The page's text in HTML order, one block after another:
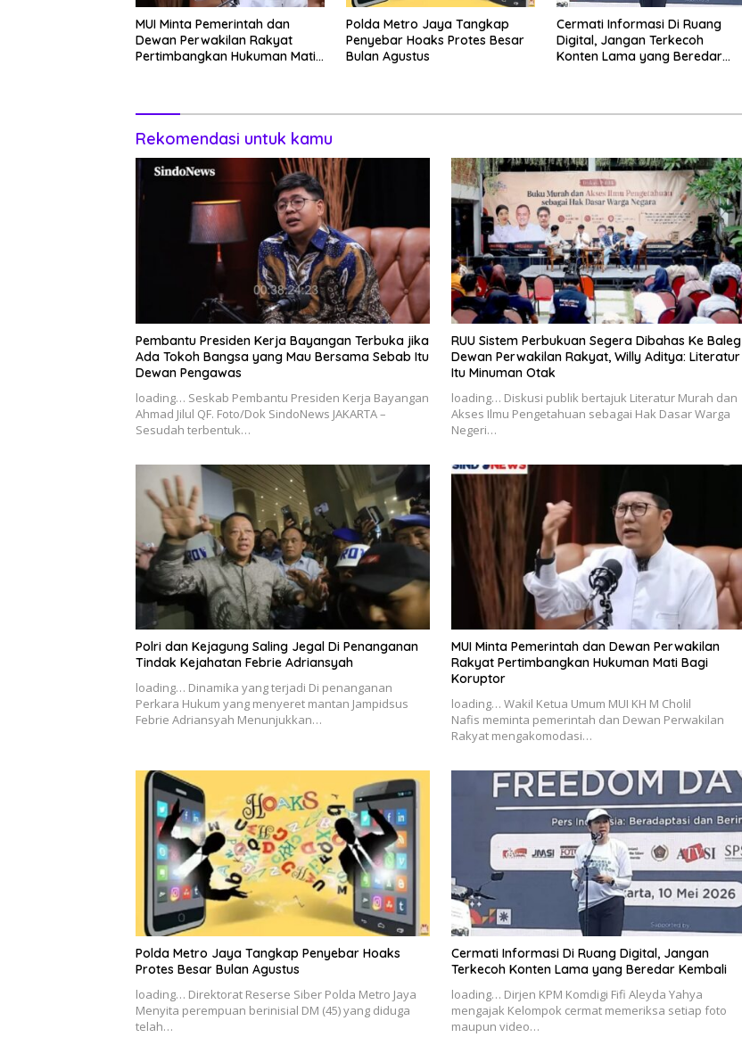
MUI Minta Pemerintah dan
Dewan Perwakilan Rakyat
Pertimbangkan Hukuman Mati
Polda Metro Jaya Tangkap
Penyebar Hoaks Protes Besar
Bulan Agustus
Cermati Informasi Di Ruang
Digital, Jangan Terkecoh
Konten Lama yang Beredar
Rekomendasi untuk kamu
Pembantu Presiden Kerja Bayangan Terbuka jika
Ada Tokoh Bangsa yang Mau Bersama Sebab Itu
Dewan Pengawas
loading… Seskab Pembantu Presiden Kerja Bayangan
Ahmad Jilul QF. Foto/Dok SindoNews JAKARTA –
Sesudah terbentuk…
RUU Sistem Perbukuan Segera Dibahas Ke Baleg
Dewan Perwakilan Rakyat, Willy Aditya: Literatur
Itu Minuman Otak
loading… Diskusi publik bertajuk Literatur Murah dan
Akses Ilmu Pengetahuan sebagai Hak Dasar Warga
Negeri…
Polri dan Kejagung Saling Jegal Di Penanganan
Tindak Kejahatan Febrie Adriansyah
loading… Dinamika yang terjadi Di penanganan
Perkara Hukum yang menyeret mantan Jampidsus
Febrie Adriansyah Menunjukkan…
MUI Minta Pemerintah dan Dewan Perwakilan
Rakyat Pertimbangkan Hukuman Mati Bagi
Koruptor
loading… Wakil Ketua Umum MUI KH M Cholil
Nafis meminta pemerintah dan Dewan Perwakilan
Rakyat mengakomodasi…
Polda Metro Jaya Tangkap Penyebar Hoaks
Protes Besar Bulan Agustus
loading… Direktorat Reserse Siber Polda Metro Jaya
Menyita perempuan berinisial DM (45) yang diduga
telah…
Cermati Informasi Di Ruang Digital, Jangan
Terkecoh Konten Lama yang Beredar Kembali
loading… Dirjen KPM Komdigi Fifi Aleyda Yahya
mengajak Kelompok cermat memeriksa setiap foto
maupun video…